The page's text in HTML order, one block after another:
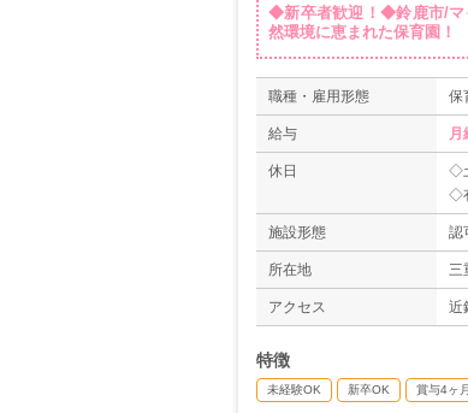
◆新卒者歓迎！◆鈴鹿市/マ
然環境に恵まれた保育園！
職種・雇用形態 保
給与 月
休日
◇
◇
◇
◇
施設形態 認
所在地 三
アクセス 近
特徴
未経験OK 新卒OK 賞与4ヶ